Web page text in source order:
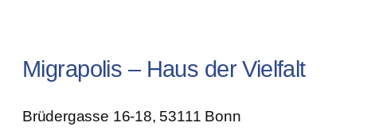
Migrapolis – Haus der Vielfalt
Brüdergasse 16-18, 53111 Bonn